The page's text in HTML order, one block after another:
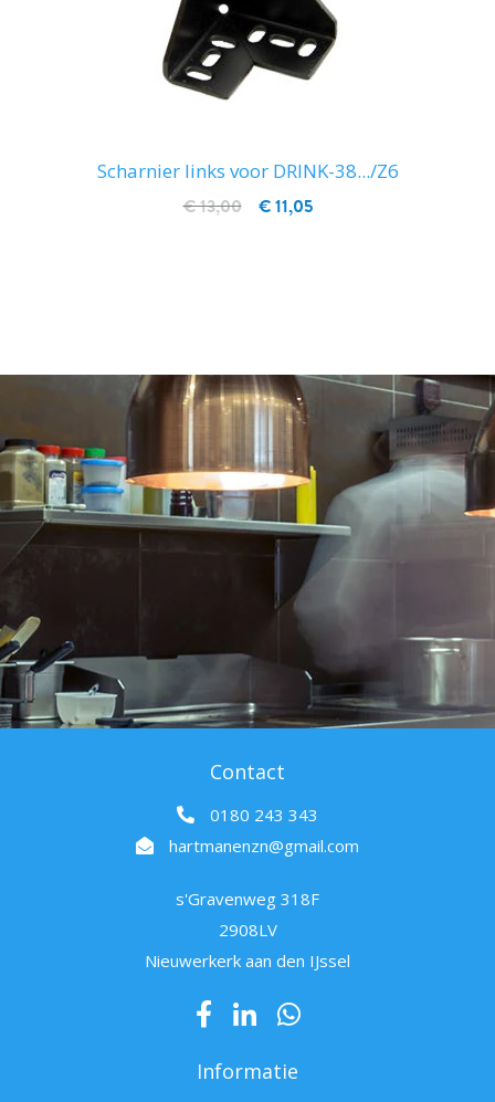
Scharnier links voor DRINK-38.../Z6
€ 11,05
€ 13,00
Contact
0180 243 343
hartmanenzn@gmail.com
s'Gravenweg 318F
2908LV
Nieuwerkerk aan den IJssel
Informatie